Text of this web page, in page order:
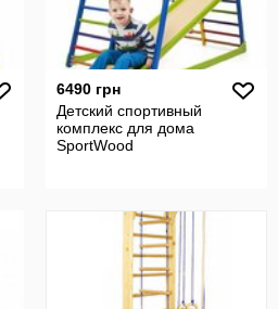
6490 грн
Детский спортивный
комплекс для дома
SportWood